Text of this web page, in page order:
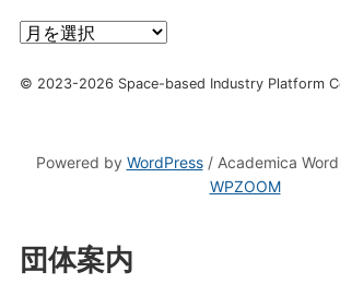
団体案内
年
別
© 2023-2026 Space-based Industry Platform
Powered by WordPress/ Academica
WPZOOM